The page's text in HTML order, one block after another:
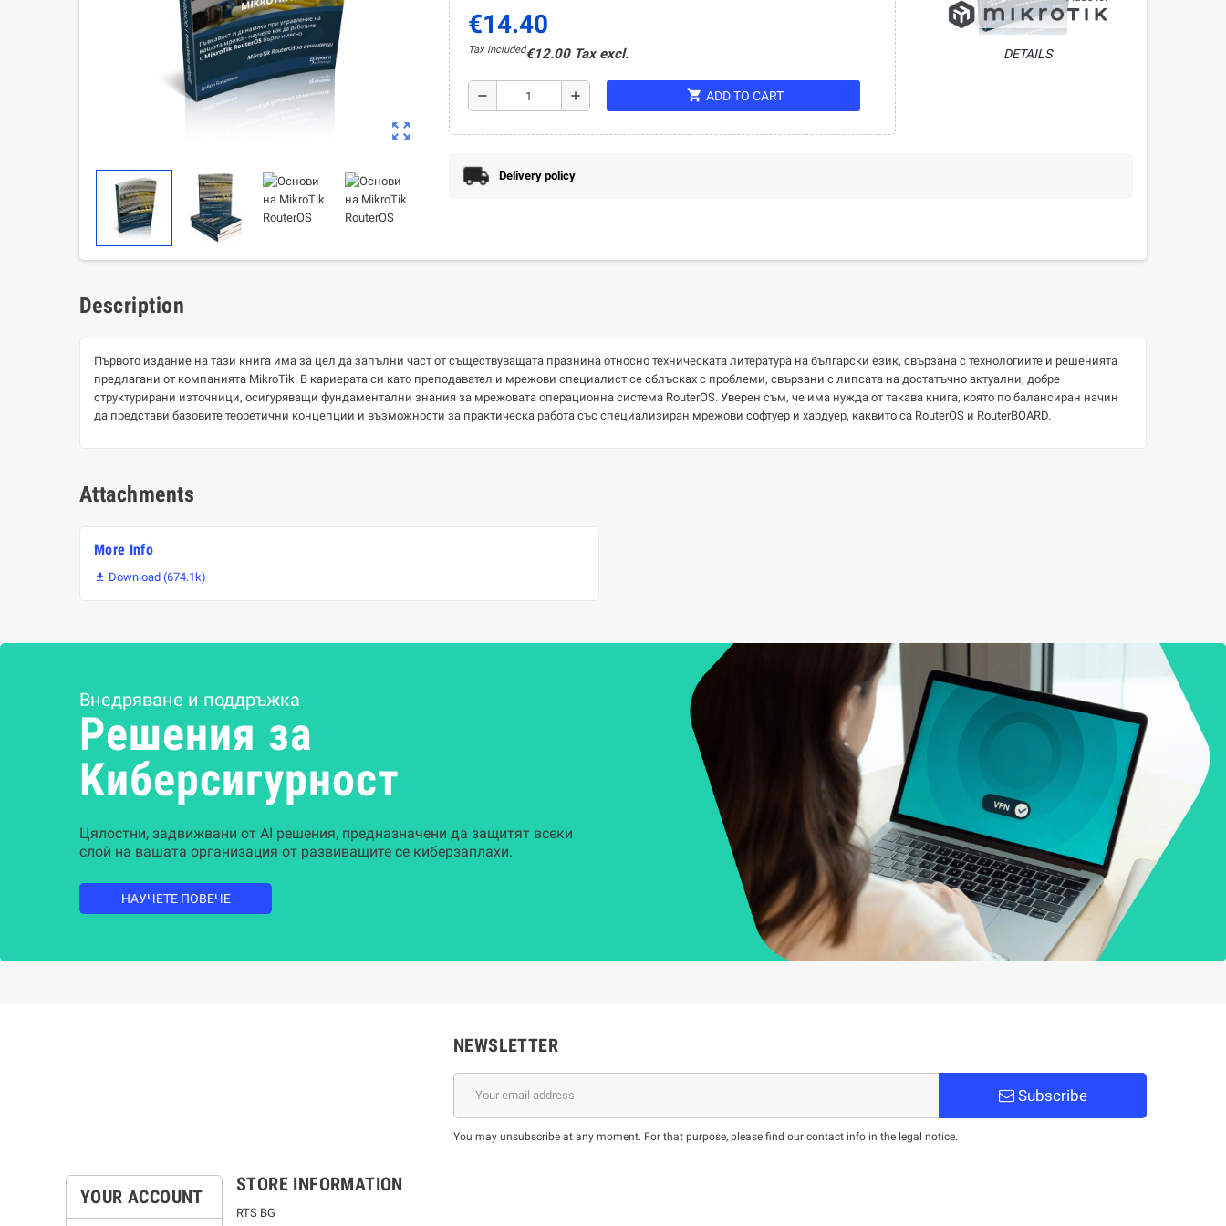
zoom_out_map
€14.40
Tax included€12.00 Tax excl.
remove add shopping_cart ADD TO CART
DETAILS
Delivery policy
Description
Първото издание на тази книга има за цел да запълни част от съществуващата празнина относно техническата литература на български език, свързана с технологиите и решенията
предлагани от компанията MikroTik. В кариерата си като преподавател и мрежови специалист се сблъсках с проблеми, свързани с липсата на достатъчно актуални, добре
структурирани източници, осигуряващи фундаментални знания за мрежовата операционна система RouterOS. Уверен съм, че има нужда от такава книга, която по балансиран начин
да представи базовите теоретични концепции и възможности за практическа работа със специализиран мрежови софтуер и хардуер, каквито са RouterOS и RouterBOARD.
Attachments
More Info
 Download (674.1k)
Внедряване и поддръжка
Решения за
Kиберсигурност
Цялостни, задвижвани от AI решения, предназначени да защитят всеки
слой на вашата организация от развиващите се киберзаплахи.
НАУЧЕТЕ ПОВЕЧЕ
NEWSLETTER
Subscribe
You may unsubscribe at any moment. For that purpose, please find our contact info in the legal notice.
YOUR ACCOUNT
STORE INFORMATION
RTS BG